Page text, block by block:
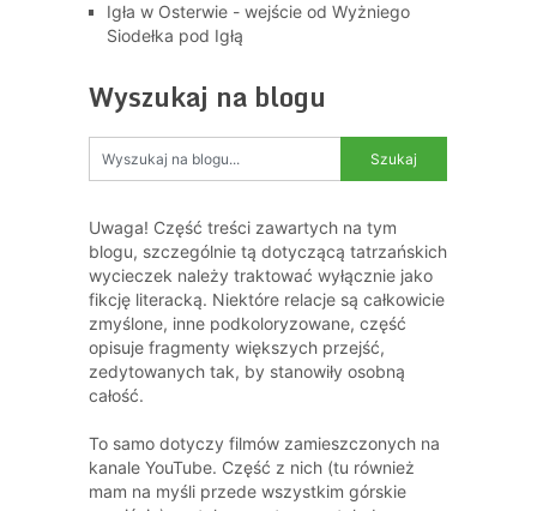
Igła w Osterwie - wejście od Wyżniego
Siodełka pod Igłą
Wyszukaj na blogu
Uwaga! Część treści zawartych na tym
blogu, szczególnie tą dotyczącą tatrzańskich
wycieczek należy traktować wyłącznie jako
fikcję literacką. Niektóre relacje są całkowicie
zmyślone, inne podkoloryzowane, część
opisuje fragmenty większych przejść,
zedytowanych tak, by stanowiły osobną
całość.
To samo dotyczy filmów zamieszczonych na
kanale YouTube. Część z nich (tu również
mam na myśli przede wszystkim górskie